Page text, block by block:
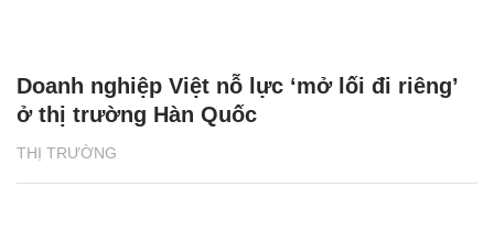
THỊ TRƯỜNG
Doanh nghiệp Việt nỗ lực ‘mở lối đi riêng’
ở thị trường Hàn Quốc